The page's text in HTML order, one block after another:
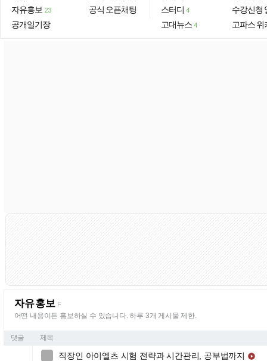
자유홍보 23
공개일기장
공식 오픈채팅 스터디 4
고대뉴스 4
수강신청
고파스 위
자유홍보 F
어떤 내용이든 홍보하실 수 있습니다. 하루 3개 게시물 제한.
댓글 제목
직장인 아이엘츠 시험 전략과 시간관리, 공부법까지 